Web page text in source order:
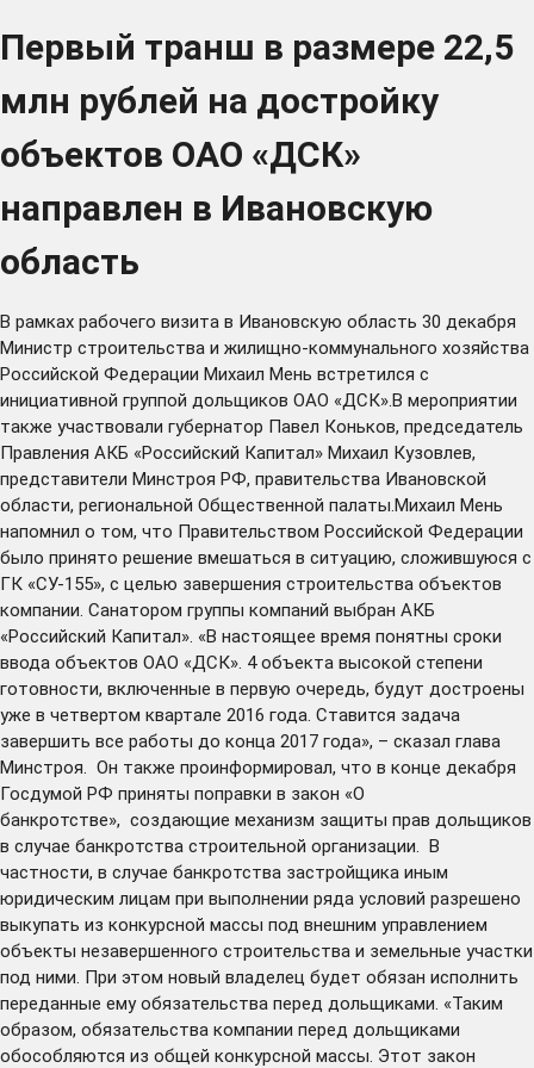
Первый транш в размере 22,5
млн рублей на достройку
объектов ОАО «ДСК»
направлен в Ивановскую
область
В рамках рабочего визита в Ивановскую область 30 декабря
Министр строительства и жилищно-коммунального хозяйства
Российской Федерации Михаил Мень встретился с
инициативной группой дольщиков ОАО «ДСК».В мероприятии
также участвовали губернатор Павел Коньков, председатель
Правления АКБ «Российский Капитал» Михаил Кузовлев,
представители Минстроя РФ, правительства Ивановской
области, региональной Общественной палаты.Михаил Мень
напомнил о том, что Правительством Российской Федерации
было принято решение вмешаться в ситуацию, сложившуюся с
ГК «СУ-155», с целью завершения строительства объектов
компании. Санатором группы компаний выбран АКБ
«Российский Капитал». «В настоящее время понятны сроки
ввода объектов ОАО «ДСК». 4 объекта высокой степени
готовности, включенные в первую очередь, будут достроены
уже в четвертом квартале 2016 года. Ставится задача
завершить все работы до конца 2017 года», – сказал глава
Минстроя. Он также проинформировал, что в конце декабря
Госдумой РФ приняты поправки в закон «О
банкротстве», создающие механизм защиты прав дольщиков
в случае банкротства строительной организации. В
частности, в случае банкротства застройщика иным
юридическим лицам при выполнении ряда условий разрешено
выкупать из конкурсной массы под внешним управлением
объекты незавершенного строительства и земельные участки
под ними. При этом новый владелец будет обязан исполнить
переданные ему обязательства перед дольщиками. «Таким
образом, обязательства компании перед дольщиками
обособляются из общей конкурсной массы. Этот закон